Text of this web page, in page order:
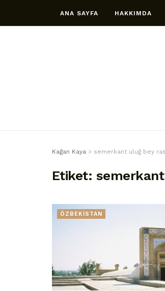
ANA SAYFA HAKKIMDA
Kağan Kaya > semerkant uluğ bey
Etiket:
ÖZBEKİSTAN